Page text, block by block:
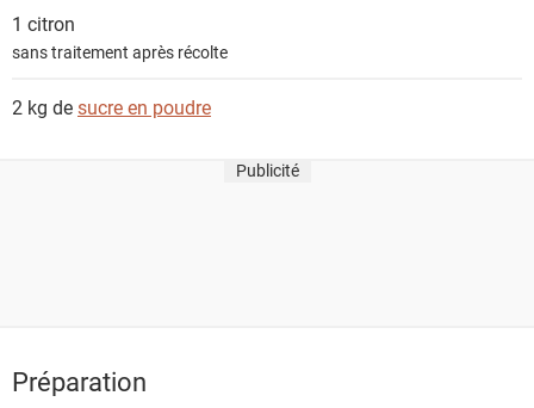
n
t
1 citron
sans traitement après récolte
2 kg desucre en poudre
Publicité
Préparation